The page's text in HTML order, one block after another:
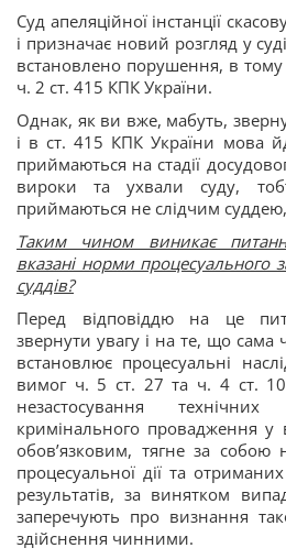
Суд апеляційної інстанції
і призначає новий розгляд у
встановлено порушення, в тому
ч. 2 ст. 415 КПК України.
Однак, як ви вже, мабуть,
і в ст. 415 КПК України мова
приймаються на стадії
вироки та ухвали суду,
приймаються не слідчим
Таким чином виникає
вказані норми процесуального
суддів?
Перед відповіддю на це
звернути увагу і на те, що сама
встановлює процесуальні
вимог ч. 5 ст. 27 та ч. 4 ст.
незастосування технічних
кримінального провадження
обов’язковим, тягне за собою
процесуальної дії та
результатів, за винятком
заперечують про визнання
здійснення чинними.